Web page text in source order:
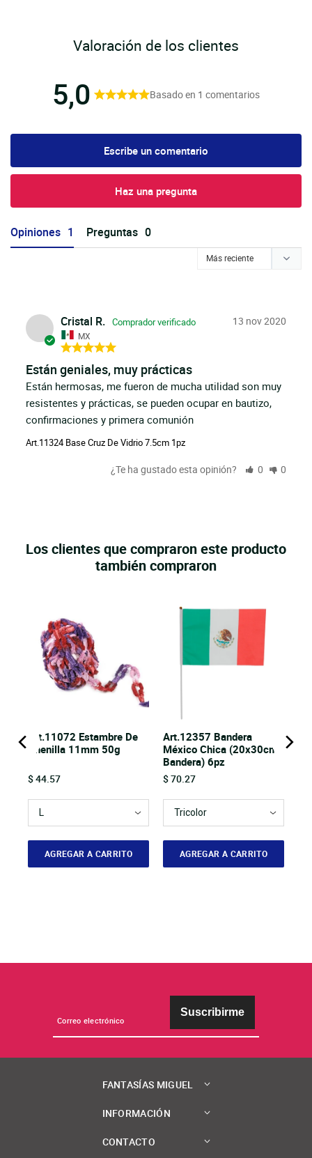
Valoración de los clientes
5,0 Basado en 1 comentarios
Escribe un comentario
Haz una pregunta
Opiniones Preguntas
13 nov 2020
Cristal R.
MX
Están geniales, muy prácticas
Están hermosas, me fueron de mucha utilidad son muy
resistentes y prácticas, se pueden ocupar en bautizo,
confirmaciones y primera comunión
Art.11324 Base Cruz De Vidrio 7.5cm 1pz
¿Te ha gustado esta opinión? 0 0
Los clientes que compraron este producto
también compraron
Art.11072 Estambre De
Chenilla 11mm 50g
Price
$ 44.57
AGREGAR A CARRITO
Art.12357 Bandera
México Chica (20x30cm
Bandera) 6pz
Price
$ 70.27
AGREGAR A CARRITO
Suscribirme
FANTASÍAS MIGUEL
INFORMACIÓN
CONTACTO